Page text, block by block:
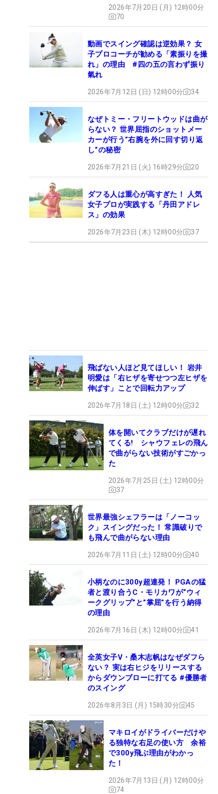
2026年7月20日 (月) 12時00分
70
動画でスイング確認は逆効果？ 女
子プロコーチが勧める「素振りを撮
れ」の理由 #四の五の言わず振り
氣れ
2026年7月12日 (日) 12時00分 34
なぜトミー・フリートウッドは曲が
らない？ 世界屈指のショットメー
カーが行う”右腕を外に回す切り返
し”の秘密
2026年7月21日 (火) 16時29分 20
ダフる人は重心が高すぎた！ 人気
女子プロが実践する「丹田アドレ
ス」の効果
2026年7月23日 (木) 12時00分 37
飛ばない人ほど見てほしい！ 岩井
明愛は「右ヒザを寄せつつ左ヒザを
伸ばす」ことで回転力アップ
2026年7月18日 (土) 12時00分 32
体を開いてクラブだけが遅れ
てくる! シャウフェレの飛ん
で曲がらない技術がすごかっ
た
2026年7月25日 (土) 12時00分
37
世界最強シェフラーは「ノーコッ
ク」スイングだった！ 常識破りで
も飛んで曲がらない理由
2026年7月11日 (土) 12時00分 40
小柄なのに300y超連発！ PGAの猛
者と渡り合うC・モリカワが“ウィ
ークグリップ”と”掌屈”を行う納得
の理由
2026年7月16日 (木) 12時00分 41
全英女子V・桑木志帆はなぜダフら
ない？ 実は右ヒジをリリースする
からダウンブローに打てる #優勝者
のスイング
2026年8月3日 (月) 15時30分 45
マキロイがドライバーだけや
る独特な右足の使い方 余裕
で300y飛ぶ理由がわかっ
た！
2026年7月13日 (月) 12時00分
74